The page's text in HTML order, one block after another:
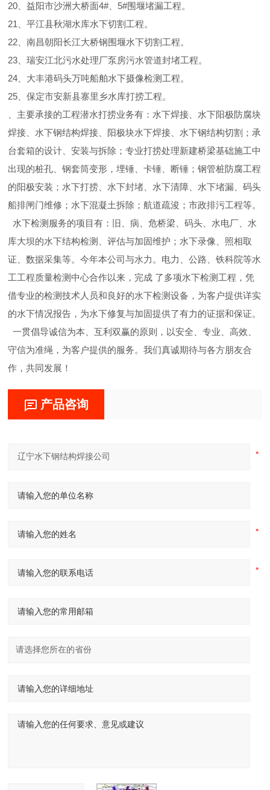
20、益阳市沙洲大桥面4#、5#围堰堵漏工程。
21、平江县秋湖水库水下切割工程。
22、南昌朝阳长江大桥钢围堰水下切割工程。
23、瑞安江北污水处理厂泵房污水管道封堵工程。
24、大丰港码头万吨船舶水下摄像检测工程。
25、保定市安新县寨里乡水库打捞工程。
、主要承接的工程潜水打捞业务有：水下焊接、水下阳极防腐块
焊接、水下钢结构焊接、阳极块水下焊接、水下钢结构切割；承
台套箱的设计、安装与拆除；专业打捞处理新建桥梁基础施工中
出现的桩孔、钢套筒变形，埋锤、卡锤、断锤；钢管桩防腐工程
的阳极安装；水下打捞、水下封堵、水下清障、水下堵漏、码头
船排闸门维修；水下混凝土拆除；航道疏浚；市政排污工程等。
水下检测服务的项目有：旧、病、危桥梁、码头、水电厂、水
库大坝的水下结构检测、评估与加固维护；水下录像、照相取
证、数据采集等。今年本公司与水力。电力、公路、铁科院等水
工工程质量检测中心合作以来，完成 了多项水下检测工程，凭
借专业的检测技术人员和良好的水下检测设备，为客户提供详实
的水下情况报告，为水下修复与加固提供了有力的证据和保证。
一贯倡导诚信为本、互利双赢的原则，以安全、专业、高效、
守信为准绳，为客户提供的服务。我们真诚期待与各方朋友合
作，共同发展！
产品咨询